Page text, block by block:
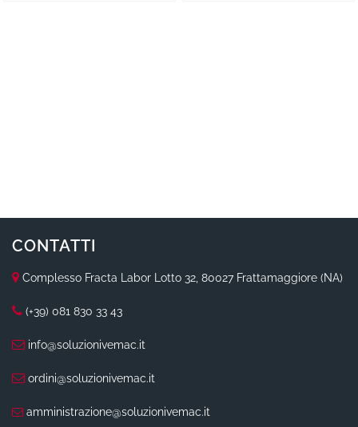
CONTATTI
Complesso Fracta Labor Lotto 32, 80027 Frattamaggiore (NA)
(+39) 081 830 33 43
info@soluzionivemac.it
ordini@soluzionivemac.it
amministrazione@soluzionivemac.it